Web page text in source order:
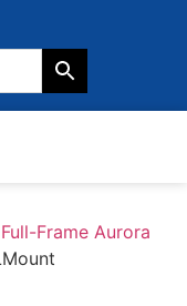
Full-Frame Aurora